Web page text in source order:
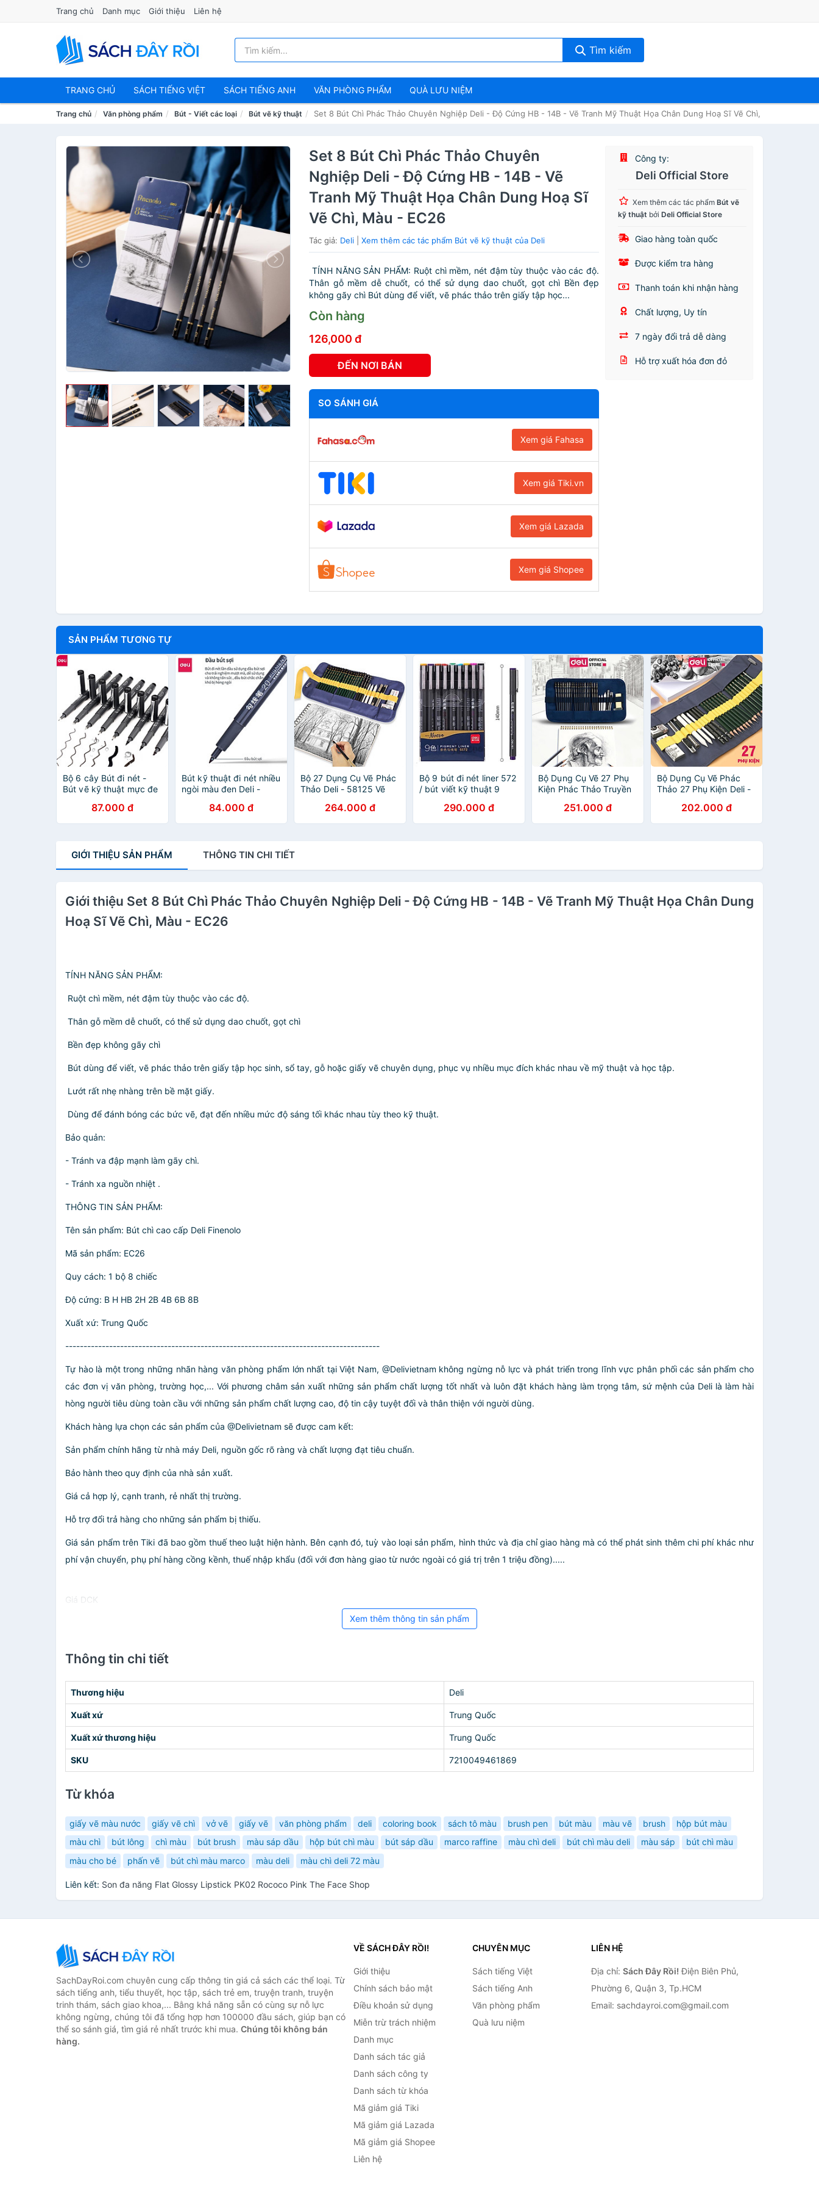
Trang chủ Danh mục Giới thiệu Liên hệ
Tìm kiếm
TRANG CHỦ SÁCH TIẾNG VIỆT SÁCH TIẾNG ANH VĂN PHÒNG PHẨM QUÀ LƯU NIỆM
Trang chủ Văn phòng phẩm Bút - Viết các loại Bút vẽ kỹ thuật Set 8 Bút Chì Phác Thảo Chuyên Nghiệp Deli - Độ Cứng HB - 14B - Vẽ Tranh Mỹ Thuật Họa Chân Dung Hoạ Sĩ Vẽ Chì, Màu - EC26
Set 8 Bút Chì Phác Thảo Chuyên
Nghiệp Deli - Độ Cứng HB - 14B - Vẽ
Tranh Mỹ Thuật Họa Chân Dung Hoạ Sĩ
Vẽ Chì, Màu - EC26
Tác giả: Deli |Xem thêm các tác phẩm Bút vẽ kỹ thuật của Deli
TÍNH NĂNG SẢN PHẨM:️ Ruột chì mềm, nét đậm tùy thuộc vào các độ.️
Thân gỗ mềm dễ chuốt, có thể sử dụng dao chuốt, gọt chì️ Bền đẹp
không gãy chì️ Bút dùng để viết, vẽ phác thảo trên giấy tập học...
Còn hàng
126,000 đ
ĐẾN NƠI BÁN
SO SÁNH GIÁ
Xem giá Fahasa
Xem giá Tiki.vn
Xem giá Lazada
Xem giá Shopee
Công ty:
Deli Official Store
Xem thêm các tác phẩmBút vẽ
kỹ thuật bởiDeli Official Store
Giao hàng toàn quốc
Được kiểm tra hàng
Thanh toán khi nhận hàng
Chất lượng, Uy tín
7 ngày đổi trả dễ dàng
Hỗ trợ xuất hóa đơn đỏ
SẢN PHẨM TƯƠNG TỰ
Bộ 6 cây Bút đi nét -
Bút vẽ kỹ thuật mực đe
thảo mực đen kháng
nước Deli S573
87.000 đ
Bút kỹ thuật đi nét nhiều
ngòi màu đen Deli -
caligraphy phác thảo -
bộ 6 chiếc - S573 .
84.000 đ
Bộ 27 Dụng Cụ Vẽ Phác
Thảo Deli - 58125 Vẽ
264.000 đ
Bộ 9 bút đi nét liner 572
/ bút viết kỹ thuật 9
0.5mm Deli S572
290.000 đ
Bộ Dụng Cụ Vẽ 27 Phụ
Kiện Phác Thảo Truyền
Đầy Đủ Deli - Vẽ Mỹ
Thuật, Chân Dung -
251.000 đ
Bộ Dụng Cụ Vẽ Phác
Thảo 27 Phụ Kiện Deli -
58125202.000 đ
GIỚI THIỆU SẢN PHẨM THÔNG TIN CHI TIẾT
Giới thiệu Set 8 Bút Chì Phác Thảo Chuyên Nghiệp Deli - Độ Cứng HB - 14B - Vẽ Tranh Mỹ Thuật Họa Chân Dung
Hoạ Sĩ Vẽ Chì, Màu - EC26
TÍNH NĂNG SẢN PHẨM:
️ Ruột chì mềm, nét đậm tùy thuộc vào các độ.
️ Thân gỗ mềm dễ chuốt, có thể sử dụng dao chuốt, gọt chì
️ Bền đẹp không gãy chì
️ Bút dùng để viết, vẽ phác thảo trên giấy tập học sinh, sổ tay, gỗ hoặc giấy vẽ chuyên dụng, phục vụ nhiều mục đích khác nhau về mỹ thuật và học tập.
️ Lướt rất nhẹ nhàng trên bề mặt giấy.
️ Dùng để đánh bóng các bức vẽ, đạt đến nhiều mức độ sáng tối khác nhau tùy theo kỹ thuật.
Bảo quản:
- Tránh va đập mạnh làm gãy chì.
- Tránh xa nguồn nhiệt .
THÔNG TIN SẢN PHẨM:
Tên sản phẩm: Bút chì cao cấp Deli Finenolo
Mã sản phẩm: EC26
Quy cách: 1 bộ 8 chiếc
Độ cứng: B H HB 2H 2B 4B 6B 8B
Xuất xứ: Trung Quốc
--------------------------------------------------------------------------------------
Tự hào là một trong những nhãn hàng văn phòng phẩm lớn nhất tại Việt Nam, @Delivietnam không ngừng nỗ lực và phát triển trong lĩnh vực phân phối các sản phẩm cho
các đơn vị văn phòng, trường học,... Với phương châm sản xuất những sản phẩm chất lượng tốt nhất và luôn đặt khách hàng làm trọng tâm, sứ mệnh của Deli là làm hài
hòng người tiêu dùng toàn cầu với những sản phẩm chất lượng cao, độ tin cậy tuyệt đối và thân thiện với người dùng.
Khách hàng lựa chọn các sản phẩm của @Delivietnam sẽ được cam kết:
Sản phẩm chính hãng từ nhà máy Deli, nguồn gốc rõ ràng và chất lượng đạt tiêu chuẩn.
Bảo hành theo quy định của nhà sản xuất.
Giá cả hợp lý, cạnh tranh, rẻ nhất thị trường.
Hỗ trợ đổi trả hàng cho những sản phẩm bị thiếu.
Giá sản phẩm trên Tiki đã bao gồm thuế theo luật hiện hành. Bên cạnh đó, tuỳ vào loại sản phẩm, hình thức và địa chỉ giao hàng mà có thể phát sinh thêm chi phí khác như
phí vận chuyển, phụ phí hàng cồng kềnh, thuế nhập khẩu (đối với đơn hàng giao từ nước ngoài có giá trị trên 1 triệu đồng).....
Giá DCK
Xem thêm thông tin sản phẩm
Thông tin chi tiết
Thương hiệu Deli
Xuất xứ Trung Quốc
Xuất xứ thương hiệu Trung Quốc
SKU 7210049461869
Từ khóa
giấy vẽ màu nước giấy vẽ chì vở vẽ giấy vẽ văn phòng phẩm deli coloring book sách tô màu brush pen bút màu màu vẽ brush
hộp bút màu
màu chì
bút lông chì màu bút brush màu sáp dầu hộp bút chì màu bút sáp dầu marco raffine màu chì deli bút chì màu deli màu sáp
bút chì màu
màu cho bé
phấn vẽ bút chì màu marco màu deli màu chì deli 72 màu
Liên kết: Son đa năng Flat Glossy Lipstick PK02 Rococo Pink The Face Shop
SachDayRoi.com chuyên cung cấp thông tin giá cả sách các thể loại. Từ
sách tiếng anh, tiểu thuyết, học tập, sách trẻ em, truyện tranh, truyện
trinh thám, sách giao khoa,... Bằng khả năng sẵn có cùng sự nỗ lực
không ngừng, chúng tôi đã tổng hợp hơn 100000 đầu sách, giúp bạn có
thể so sánh giá, tìm giá rẻ nhất trước khi mua. Chúng tôi không bán
hàng.
VỀ SÁCH ĐÂY RỒI!
Giới thiệu
Chính sách bảo mật
Điều khoản sử dụng
Miễn trừ trách nhiệm
Danh mục
Danh sách tác giả
Danh sách công ty
Danh sách từ khóa
Mã giảm giá Tiki
Mã giảm giá Lazada
Mã giảm giá Shopee
Liên hệ
CHUYÊN MỤC
Sách tiếng Việt
Sách tiếng Anh
Văn phòng phẩm
Quà lưu niệm
LIÊN HỆ
Địa chỉ: Sách Đây Rồi! Điện Biên Phủ,
Phường 6, Quận 3, Tp.HCM
Email: sachdayroi.com@gmail.com